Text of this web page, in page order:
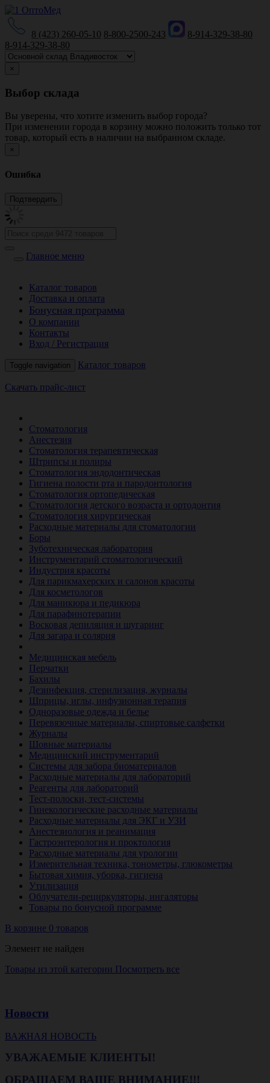
8 (423) 260-05-10 8-800-2500-243
8-914-329-38-80
8-914-329-38-80
×
Выбор склада
Вы уверены, что хотите изменить выбор города?
При изменении города в корзину можно положить только тот
товар, который есть в наличии на выбранном складе.
×
Ошибка
Главное меню
Каталог товаров
Доставка и оплата
Бонусная программа
О компании
Контакты
Вход / Регистрация
Toggle navigation Каталог товаров
Скачать прайс-лист
Стоматология
Анестезия
Стоматология терапевтическая
Штрипсы и полиры
Стоматология эндодонтическая
Гигиена полости рта и пародонтология
Стоматология ортопедическая
Стоматология детского возраста и ортодонтия
Стоматология хирургическая
Расходные материалы для стоматологии
Боры
Зуботехническая лаборатория
Инструментарий стоматологический
Индустрия красоты
Для парикмахерских и салонов красоты
Для косметологов
Для маникюра и педикюра
Для парафинотерапии
Восковая депиляция и шугаринг
Для загара и солярия
Медицинская мебель
Перчатки
Бахилы
Дезинфекция, стерилизация, журналы
Шприцы, иглы, инфузионная терапия
Одноразовые одежда и белье
Перевязочные материалы, спиртовые салфетки
Журналы
Шовные материалы
Медицинский инструментарий
Системы для забора биоматериалов
Расходные материалы для лабораторий
Реагенты для лабораторий
Тест-полоски, тест-системы
Гинекологические расходные материалы
Расходные материалы для ЭКГ и УЗИ
Анестезиология и реанимация
Гастроэнтерология и проктология
Расходные материалы для урологии
Измерительная техника, тонометры, глюкометры
Бытовая химия, уборка, гигиена
Утилизация
Облучатели-рециркуляторы, ингаляторы
Товары по бонусной программе
В корзине 0 товаров
Элемент не найден
Товары из этой категории Посмотреть все
Новости
ВАЖНАЯ НОВОСТЬ
УВАЖАЕМЫЕ КЛИЕНТЫ!
ОБРАЩАЕМ ВАШЕ ВНИМАНИЕ!!!